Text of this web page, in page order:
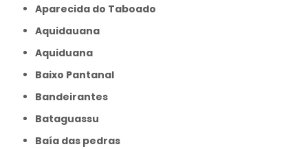
Aparecida do Taboado
Aquidauana
Aquiduana
Baixo Pantanal
Bandeirantes
Bataguassu
Baía das pedras